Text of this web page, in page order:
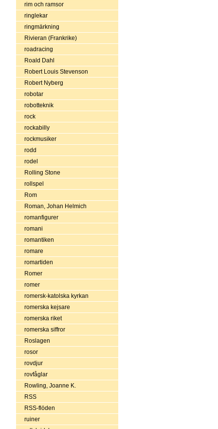
rim och ramsor
ringlekar
ringmärkning
Rivieran (Frankrike)
roadracing
Roald Dahl
Robert Louis Stevenson
Robert Nyberg
robotar
robotteknik
rock
rockabilly
rockmusiker
rodd
rodel
Rolling Stone
rollspel
Rom
Roman, Johan Helmich
romanfigurer
romani
romantiken
romare
romartiden
Romer
romer
romersk-katolska kyrkan
romerska kejsare
romerska riket
romerska siffror
Roslagen
rosor
rovdjur
rovfåglar
Rowling, Joanne K.
RSS
RSS-flöden
ruiner